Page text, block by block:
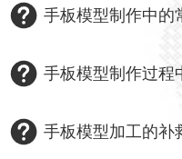
手板模型制作中的
手板模型制作过程
手板模型加工的补